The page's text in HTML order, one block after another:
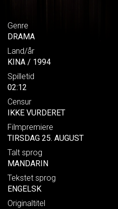
Genre
DRAMA
Land/år
KINA / 1994
Spilletid
02:12
Censur
IKKE VURDERET
Filmpremiere
TIRSDAG 25. AUGUST
Talt sprog
MANDARIN
Tekstet sprog
ENGELSK
Originaltitel